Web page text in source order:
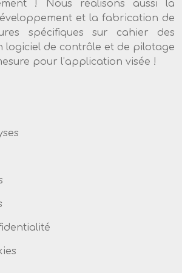
! Nous réalisons aussi la
et la fabrication de
spécifiques sur cahier des
logiciel de contrôle et de pilotage
pour l’application visée !